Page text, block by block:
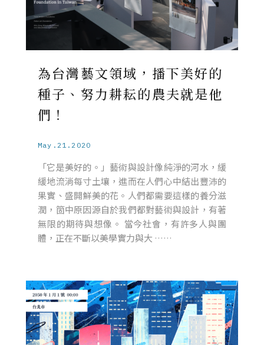
為台灣藝文領域，播下美好的
種子、努力耕耘的農夫就是他
們！
May.21.2020
「它是美好的。」藝術與設計像純淨的河水，緩
緩地流淌每寸土壤，進而在人們心中結出豐沛的
果實、盛開鮮美的花。人們都需要這樣的養分滋
潤，箇中原因源自於我們都對藝術與設計，有著
無限的期待與想像。 當今社會，有許多人與團
體，正在不斷以美學實力與大 ……